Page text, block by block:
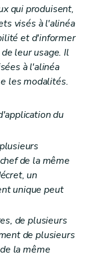
qui produisent,
visés à l'alinéa
et d'informer
leur usage. Il
à l'alinéa
les modalités.
du
de la même
un
unique peut
de plusieurs
de plusieurs
la même